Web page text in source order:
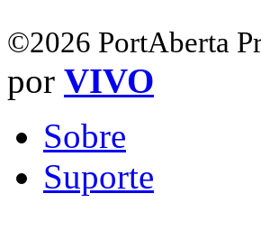
©2026 PortAberta
por VIVO
Sobre
Suporte